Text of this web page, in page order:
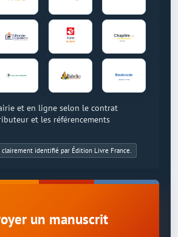
et en ligne selon le contrat
et les référencements
identifié par Édition Livre France.
un manuscrit